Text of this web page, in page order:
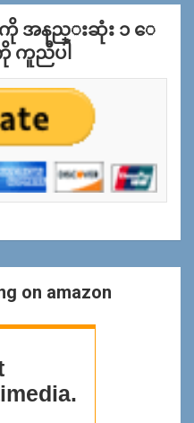
ကို အနည္းဆုံး ၁ ေ
ကူညီပါ
on amazon